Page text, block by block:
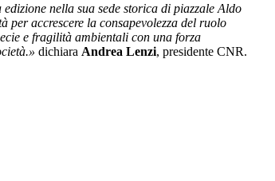
nella sua sede storica di piazzale Aldo
accrescere la consapevolezza del ruolo
e fragilità ambientali con una forza
» dichiara Andrea Lenzi, presidente CNR.